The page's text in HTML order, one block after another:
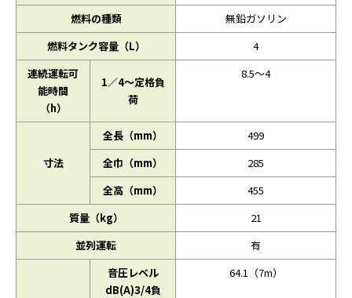
燃料の種類
無鉛ガソリン
燃料タンク容量（L）
4
連続運転可
能時間
（h）
1／4～定格負
荷
8.5～4
寸法
全長（mm）
499
全巾（mm）
285
全高（mm）
455
質量（kg）
21
並列運転
有
音圧レベル
dB(A)3/4負
64.1（7m）